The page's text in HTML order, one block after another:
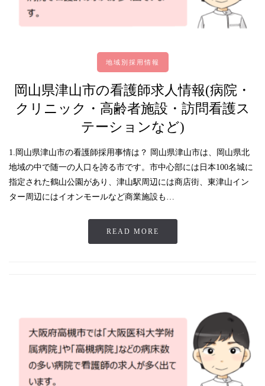
地域別採用情報
岡山県津山市の看護師求人情報(病院・
クリニック・高齢者施設・訪問看護ス
テーションなど)
1.岡山県津山市の看護師採用事情は？ 岡山県津山市は、岡山県北
地域の中で随一の人口を誇る市です。市中心部には日本100名城に
指定された鶴山公園があり、津山駅周辺には商店街、東津山イン
ター周辺にはイオンモールなど商業施設も…
READ MORE